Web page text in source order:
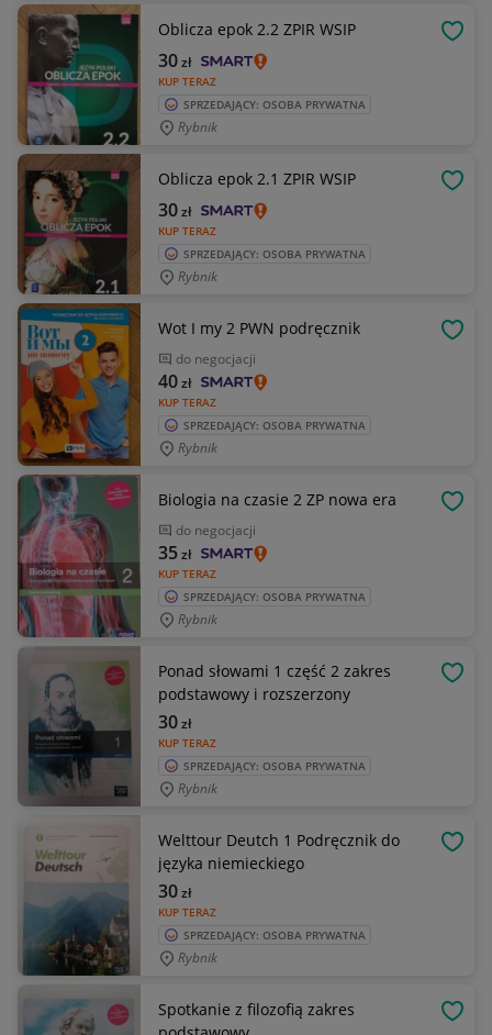
Oblicza epok 2.2 ZPIR WSIP
KUP TERAZ
30zł
SPRZEDAJĄCY: OSOBA PRYWATNA
Rybnik
Oblicza epok 2.1 ZPIR WSIP
KUP TERAZ
30zł
SPRZEDAJĄCY: OSOBA PRYWATNA
Rybnik
Wot I my 2 PWN podręcznik
do negocjacji
KUP TERAZ
40zł
SPRZEDAJĄCY: OSOBA PRYWATNA
Rybnik
Biologia na czasie 2 ZP nowa era
do negocjacji
KUP TERAZ
35zł
SPRZEDAJĄCY: OSOBA PRYWATNA
Rybnik
Ponad słowami 1 część 2 zakres
podstawowy i rozszerzony
KUP TERAZ
30zł
SPRZEDAJĄCY: OSOBA PRYWATNA
Rybnik
Welttour Deutch 1 Podręcznik do
języka niemieckiego
KUP TERAZ
30zł
SPRZEDAJĄCY: OSOBA PRYWATNA
Rybnik
Spotkanie z filozofią zakres